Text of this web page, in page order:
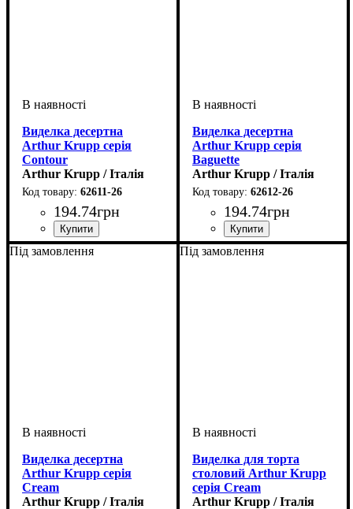
Виделка десертна
Arthur Krupp серія
Contour
Arthur Krupp / Італія
62611-26
194.74грн
Виделка десертна
Arthur Krupp серія
Baguette
Arthur Krupp / Італія
62612-26
194.74грн
Під замовлення
Виделка десертна
Arthur Krupp серія
Cream
Arthur Krupp / Італія
Під замовлення
Виделка для торта
столовий Arthur Krupp
серія Cream
Arthur Krupp / Італія